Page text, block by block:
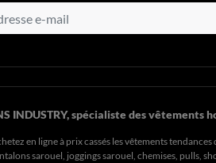
INDUSTRY, spécialiste des vêtements
en ligne à prix cassés les vêtements
sarouel, joggings sarouel, chemises,